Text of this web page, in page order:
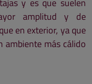
y es que suelen
amplitud y de
en exterior, ya que
ambiente más cálido